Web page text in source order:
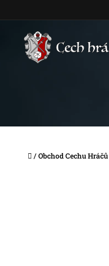
Domů
/Obchod Cechu Hráčů